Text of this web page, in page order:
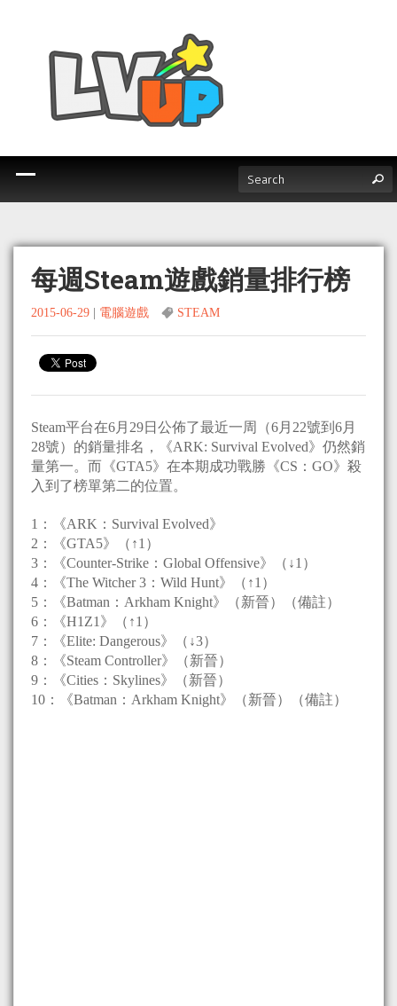
每週Steam遊戲銷量排行榜
2015-06-29 電腦遊戲 STEAM
Steam平台在6月29日公佈了最近一周（6月22號到6月
28號）的銷量排名，《ARK: Survival Evolved》仍然銷
量第一。而《GTA5》在本期成功戰勝《CS：GO》殺
入到了榜單第二的位置。
1：《ARK：Survival Evolved》
2：《GTA5》（↑1）
3：《Counter-Strike：Global Offensive》（↓1）
4：《The Witcher 3：Wild Hunt》（↑1）
5：《Batman：Arkham Knight》（新晉）（備註）
6：《H1Z1》（↑1）
7：《Elite: Dangerous》（↓3）
8：《Steam Controller》（新晉）
9：《Cities：Skylines》（新晉）
10：《Batman：Arkham Knight》（新晉）（備註）